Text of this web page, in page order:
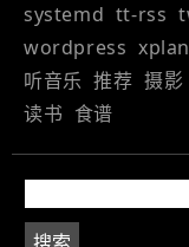
systemd tt-rss
wordpress
听音乐 推荐 摄影
读书 食谱